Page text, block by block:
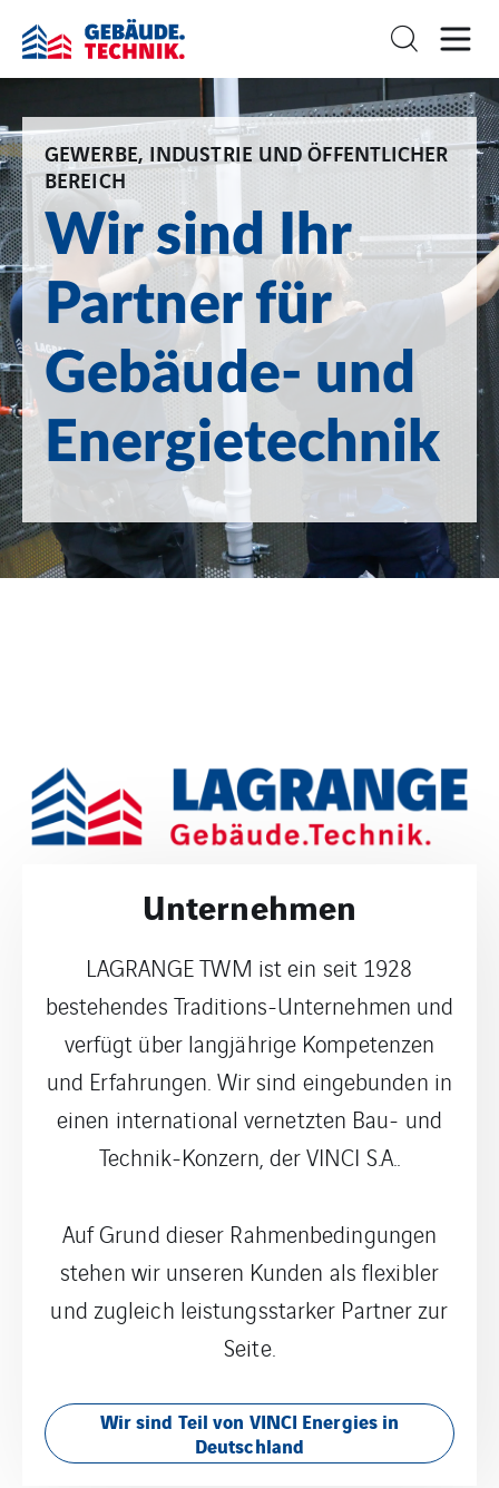
GEWERBE, INDUSTRIE UND ÖFFENTLICHER
BEREICH
Wir sind Ihr
Partner für
Gebäude- und
Energietechnik
Unternehmen
LAGRANGE TWM ist ein seit 1928
bestehendes Traditions-Unternehmen und
verfügt über langjährige Kompetenzen
und Erfahrungen. Wir sind eingebunden in
einen international vernetzten Bau- und
Technik-Konzern, der VINCI S.A..
Auf Grund dieser Rahmenbedingungen
stehen wir unseren Kunden als flexibler
und zugleich leistungsstarker Partner zur
Seite.
Wir sind Teil von VINCI Energies in
Deutschland